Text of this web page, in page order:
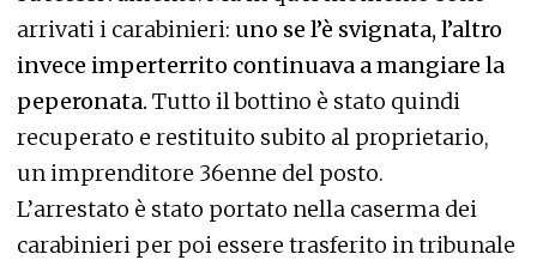
arrivati i carabinieri: uno se l’è svignata, l’altro
invece imperterrito continuava a mangiare la
peperonata. Tutto il bottino è stato quindi
recuperato e restituito subito al proprietario,
un imprenditore 36enne del posto.
L’arrestato è stato portato nella caserma dei
carabinieri per poi essere trasferito in tribunale